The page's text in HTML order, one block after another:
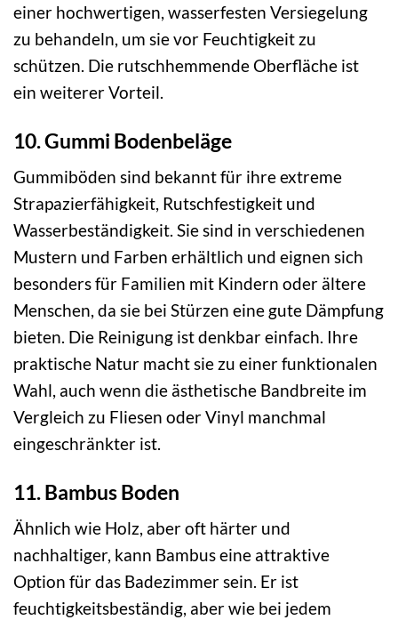
einer hochwertigen, wasserfesten Versiegelung
zu behandeln, um sie vor Feuchtigkeit zu
schützen. Die rutschhemmende Oberfläche ist
ein weiterer Vorteil.
10. Gummi Bodenbeläge
Gummiböden sind bekannt für ihre extreme
Strapazierfähigkeit, Rutschfestigkeit und
Wasserbeständigkeit. Sie sind in verschiedenen
Mustern und Farben erhältlich und eignen sich
besonders für Familien mit Kindern oder ältere
Menschen, da sie bei Stürzen eine gute Dämpfung
bieten. Die Reinigung ist denkbar einfach. Ihre
praktische Natur macht sie zu einer funktionalen
Wahl, auch wenn die ästhetische Bandbreite im
Vergleich zu Fliesen oder Vinyl manchmal
eingeschränkter ist.
11. Bambus Boden
Ähnlich wie Holz, aber oft härter und
nachhaltiger, kann Bambus eine attraktive
Option für das Badezimmer sein. Er ist
feuchtigkeitsbeständig, aber wie bei jedem